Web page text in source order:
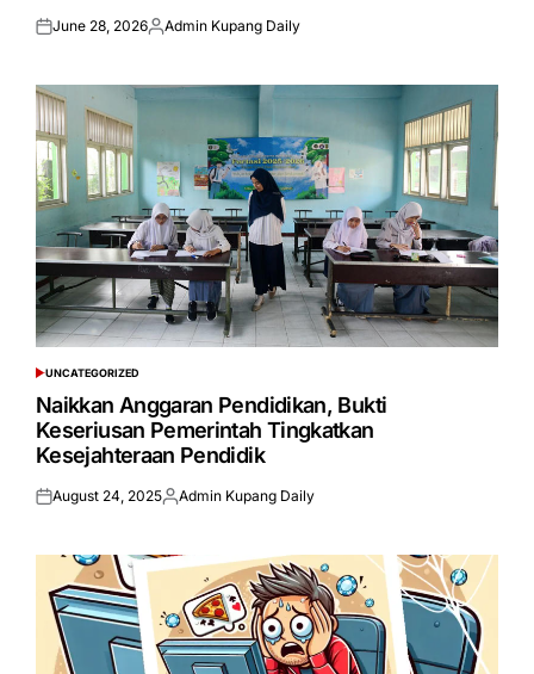
Posted
June 28, 2026Posted
Admin Kupang Daily
POSTED
IN
UNCATEGORIZED
Naikkan Anggaran Pendidikan, Bukti
Keseriusan Pemerintah Tingkatkan
Kesejahteraan Pendidik
Posted
August 24, 2025Posted
Admin Kupang Daily